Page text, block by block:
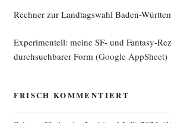
Rechner zur Landtagswahl Baden-
Experimentell: meine SF- und Fantasy-
durchsuchbarer Form (Google AppSheet)
FRISCH KOMMENTIERT